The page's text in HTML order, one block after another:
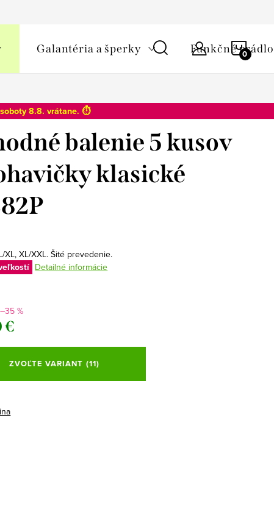
Galantéria a šperky Funkčné prádlo
soboty 8.8. vrátane. ⏱️
balenie 5 kusov
klasické
XL, XL/XXL. Šité prevedenie.
Detailné informácie
–35 %
€
ZVOĽTE VARIANT (11)